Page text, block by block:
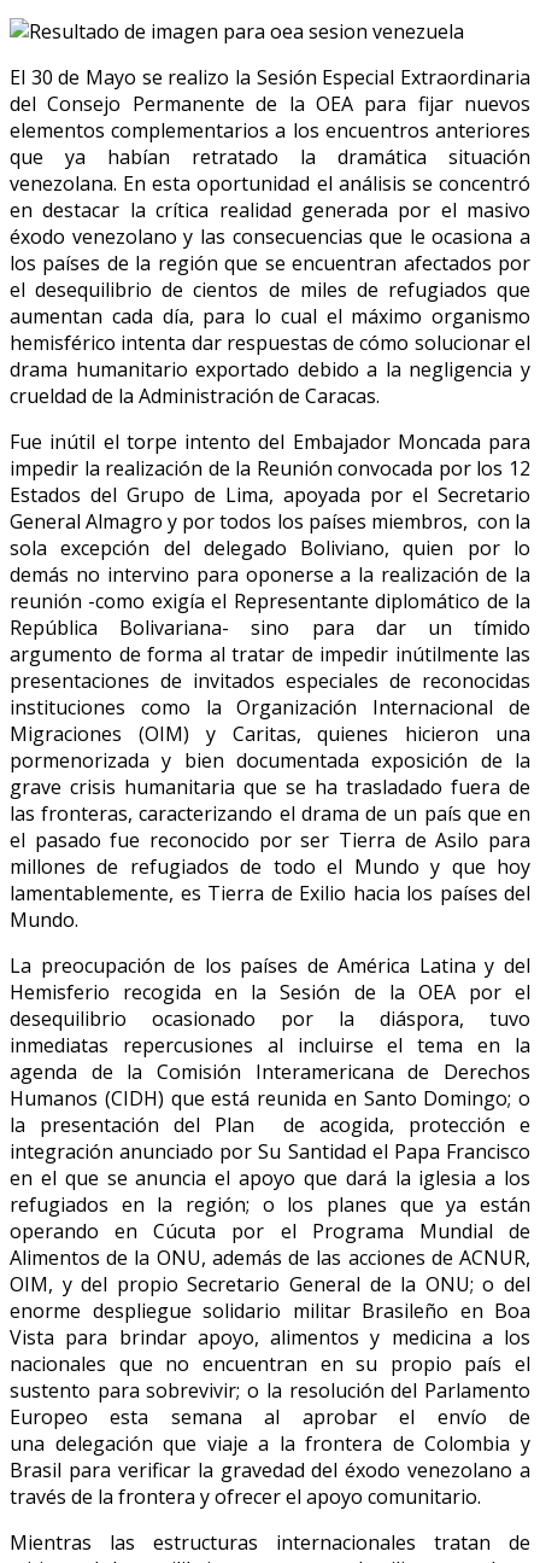
El 30 de Mayo se realizo la Sesión Especial Extraordinaria
del Consejo Permanente de la OEA para fijar nuevos
elementos complementarios a los encuentros anteriores
que ya habían retratado la dramática situación
venezolana. En esta oportunidad el análisis se concentró
en destacar la crítica realidad generada por el masivo
éxodo venezolano y las consecuencias que le ocasiona a
los países de la región que se encuentran afectados por
el desequilibrio de cientos de miles de refugiados que
aumentan cada día, para lo cual el máximo organismo
hemisférico intenta dar respuestas de cómo solucionar el
drama humanitario exportado debido a la negligencia y
crueldad de la Administración de Caracas.
Fue inútil el torpe intento del Embajador Moncada para
impedir la realización de la Reunión convocada por los 12
Estados del Grupo de Lima, apoyada por el Secretario
General Almagro y por todos los países miembros, con la
sola excepción del delegado Boliviano, quien por lo
demás no intervino para oponerse a la realización de la
reunión -como exigía el Representante diplomático de la
República Bolivariana- sino para dar un tímido
argumento de forma al tratar de impedir inútilmente las
presentaciones de invitados especiales de reconocidas
instituciones como la Organización Internacional de
Migraciones (OIM) y Caritas, quienes hicieron una
pormenorizada y bien documentada exposición de la
grave crisis humanitaria que se ha trasladado fuera de
las fronteras, caracterizando el drama de un país que en
el pasado fue reconocido por ser Tierra de Asilo para
millones de refugiados de todo el Mundo y que hoy
lamentablemente, es Tierra de Exilio hacia los países del
Mundo.
La preocupación de los países de América Latina y del
Hemisferio recogida en la Sesión de la OEA por el
desequilibrio ocasionado por la diáspora, tuvo
inmediatas repercusiones al incluirse el tema en la
agenda de la Comisión Interamericana de Derechos
Humanos (CIDH) que está reunida en Santo Domingo; o
la presentación del Plan de acogida, protección e
integración anunciado por Su Santidad el Papa Francisco
en el que se anuncia el apoyo que dará la iglesia a los
refugiados en la región; o los planes que ya están
operando en Cúcuta por el Programa Mundial de
Alimentos de la ONU, además de las acciones de ACNUR,
OIM, y del propio Secretario General de la ONU; o del
enorme despliegue solidario militar Brasileño en Boa
Vista para brindar apoyo, alimentos y medicina a los
nacionales que no encuentran en su propio país el
sustento para sobrevivir; o la resolución del Parlamento
Europeo esta semana al aprobar el envío de
una delegación que viaje a la frontera de Colombia y
Brasil para verificar la gravedad del éxodo venezolano a
través de la frontera y ofrecer el apoyo comunitario.
Mientras las estructuras internacionales tratan de